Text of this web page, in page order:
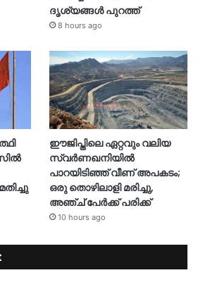
ദൃശ്യങ്ങൾ പുറത്ത്
8 hours ago
ഈജിപ്തിലെ ഏറ്റവും വലിയ
സ്വർണഖനിയിൽ
പാറയിടിഞ്ഞ് വീണ് അപകടം;
ഒരു തൊഴിലാളി മരിച്ചു,
അഞ്ച് പേർക്ക് പരിക്ക്
10 hours ago